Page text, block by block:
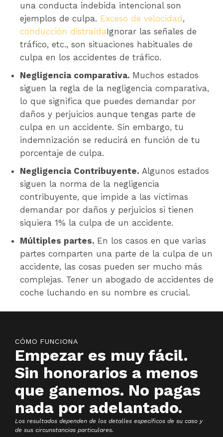
una conducta indebida intencional son
ejemplos de culpa. Exceso de velocidad ,
conducción distraídaIgnorar las señales de
tráfico, etc., son situaciones habituales de
culpa en los accidentes de tráfico.
Negligencia comparativa. Muchos estados
siguen la regla de la negligencia comparativa,
lo que significa que puedes demandar por
daños y perjuicios aunque tengas parte de
culpa en un accidente. Sin embargo, tu
indemnización se reducirá en función de tu
porcentaje de culpa.
Negligencia Contribuyente. Algunos estados
siguen la norma de la negligencia
contribuyente, que impide a las víctimas
demandar por daños y perjuicios si tienen
siquiera 1% la culpa de un accidente.
Múltiples partes. En los casos en que varias
partes comparten una parte de la culpa de un
accidente, las cosas pueden ser mucho más
complejas. Tener un abogado de accidentes de
coche luchando en su nombre es crucial.
CÓMO FUNCIONA
Empezar es muy fácil.
Sin honorarios a menos
que ganemos. No pagas
nada por adelantado.
Los resultados dependen de los detalles específicos de su caso y
de sus circunstancias particulares.